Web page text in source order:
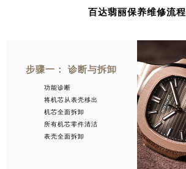
百达翡丽保养维修流程
步骤一： 诊断与拆卸
功能诊断
将机芯从表壳移出
机芯全面拆卸
所有机芯零件清洁
表壳全面拆卸